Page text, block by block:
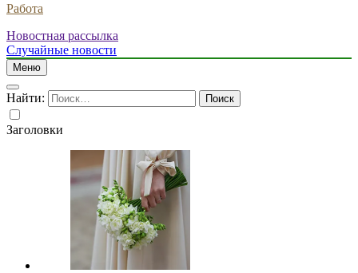
Работа
Новостная рассылка
Случайные новости
Меню
Найти:
Заголовки